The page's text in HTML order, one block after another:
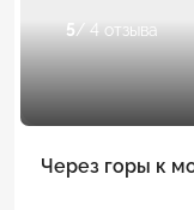
5/ 4 отзыва
Через горы к